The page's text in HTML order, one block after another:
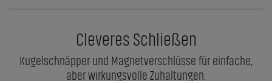
Cleveres Schließen
Kugelschnäpper und Magnetverschlüsse für einfache,
aber wirkungsvolle Zuhaltungen.